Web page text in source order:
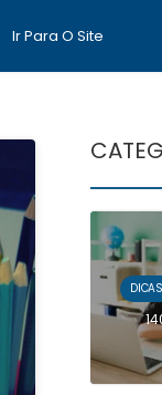
Ir Para O Site